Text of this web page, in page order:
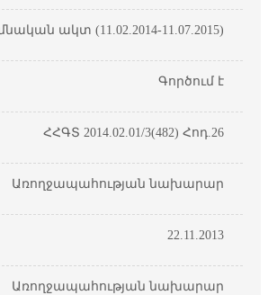
ակտ (11.02.2014-11.07.2015)
Գործում է
ՀՀԳՏ 2014.02.01/3(482) Հոդ.26
Առողջապահության նախարար
22.11.2013
Առողջապահության նախարար